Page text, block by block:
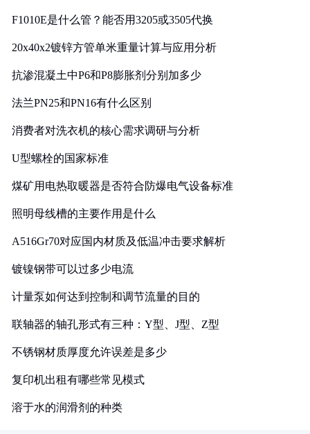
F1010E是什么管？能否用3205或3505代换
20x40x2镀锌方管单米重量计算与应用分析
抗渗混凝土中P6和P8膨胀剂分别加多少
法兰PN25和PN16有什么区别
消费者对洗衣机的核心需求调研与分析
U型螺栓的国家标准
煤矿用电热取暖器是否符合防爆电气设备标准
照明母线槽的主要作用是什么
A516Gr70对应国内材质及低温冲击要求解析
镀镍钢带可以过多少电流
计量泵如何达到控制和调节流量的目的
联轴器的轴孔形式有三种：Y型、J型、Z型
不锈钢材质厚度允许误差是多少
复印机出租有哪些常见模式
溶于水的润滑剂的种类